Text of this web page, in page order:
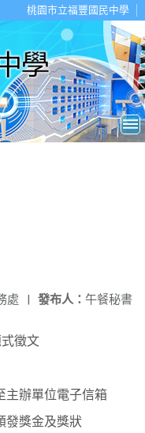
桃園市立福豐國民中學
發布人： 午餐秘書
處 |
徵文
主辦單位電子信箱
發獎金及獎狀